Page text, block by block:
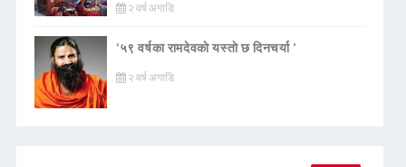
२ वर्ष अगाडि
‘५९ वर्षका रामदेवकाे यस्ताे छ दिनचर्या ’
२ वर्ष अगाडि